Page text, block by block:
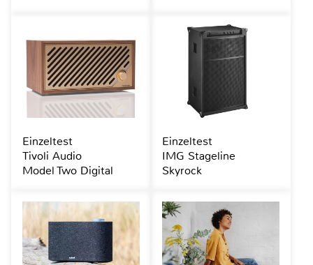
Einzeltest
Tivoli Audio
Model Two Digital
Einzeltest
IMG Stageline
Skyrock